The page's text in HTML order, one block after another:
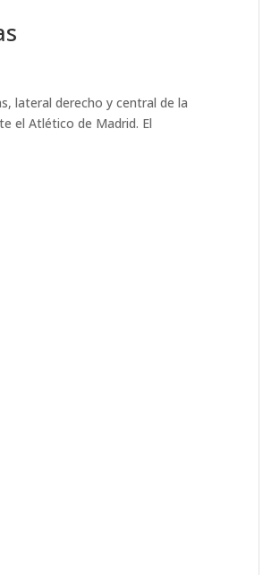
lateral derecho y central de la
el Atlético de Madrid. El